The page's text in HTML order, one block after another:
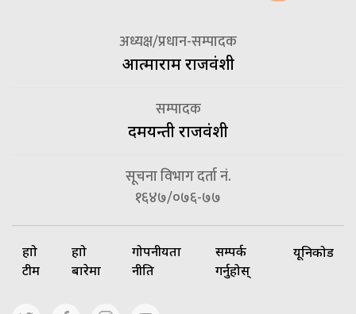
अध्यक्ष/प्रधान-सम्पादक
आत्माराम राजवंशी
सम्पादक
दमयन्ती राजवंशी
सूचना विभाग दर्ता नं.
१६४७/०७६-७७
हाम्रो
टीम
हाम्रो
बारेमा
गोपनीयता
नीति
सम्पर्क
गर्नुहोस्
यूनिकोड